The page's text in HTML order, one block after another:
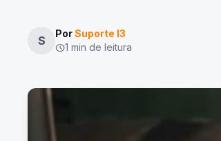
S
PorSuporte I3
schedule1 min de leitura